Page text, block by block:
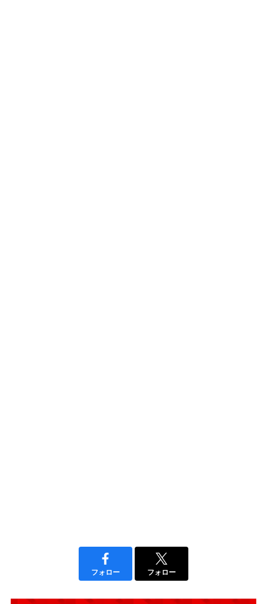
フォロー フォロー